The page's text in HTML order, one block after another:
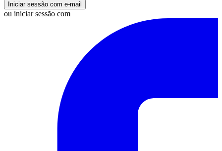
Iniciar sessão com e-mail
ou iniciar sessão com